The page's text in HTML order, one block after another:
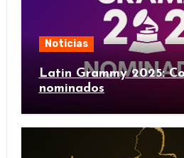
Noticias
Latin Grammy 2025:
nominados